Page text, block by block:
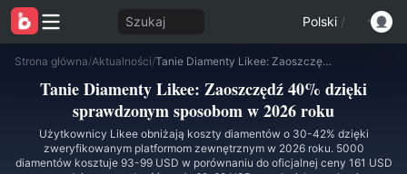
Szukaj Polski /
Strona główna/Aktualności/ Tanie Diamenty Likee: Zaoszczędź 40% dzięki sprawdzonym sposobom w 2026 roku
Tanie Diamenty Likee: Zaoszczędź 40% dzięki
sprawdzonym sposobom w 2026 roku
Użytkownicy Likee obniżają koszty diamentów o 30-42% dzięki
zweryfikowanym platformom zewnętrznym w 2026 roku. 5000
diamentów kosztuje 93-99 USD w porównaniu do oficjalnej ceny 161 USD